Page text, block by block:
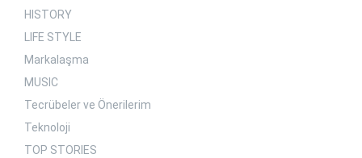
HISTORY
LIFE STYLE
Markalaşma
MUSIC
Tecrübeler ve Önerilerim
Teknoloji
TOP STORIES